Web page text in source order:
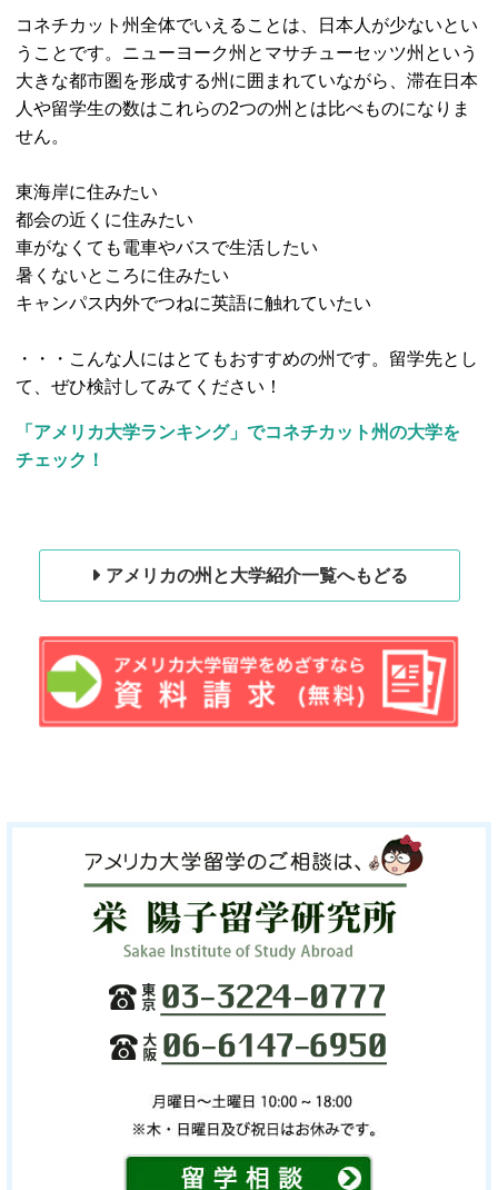
コネチカット州全体でいえることは、日本人が少ないとい
うことです。ニューヨーク州とマサチューセッツ州という
大きな都市圏を形成する州に囲まれていながら、滞在日本
人や留学生の数はこれらの2つの州とは比べものになりま
せん。
東海岸に住みたい
都会の近くに住みたい
車がなくても電車やバスで生活したい
暑くないところに住みたい
キャンパス内外でつねに英語に触れていたい
・・・こんな人にはとてもおすすめの州です。留学先とし
て、ぜひ検討してみてください！
「アメリカ大学ランキング」でコネチカット州の大学を
チェック！
アメリカの州と大学紹介一覧へもどる